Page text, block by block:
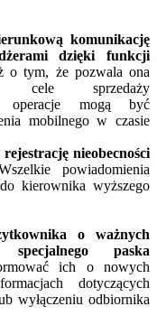
komunikację
dzięki funkcji
o tym, że pozwala ona
cele sprzedaży
operacje mogą być
mobilnego w czasie
nieobecności
powiadomienia
kierownika wyższego
o ważnych
paska
ich o nowych
dotyczących
wyłączeniu odbiornika